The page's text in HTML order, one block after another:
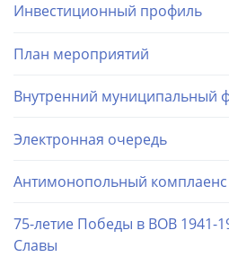
Инвестиционный профиль
План мероприятий
Внутренний муниципальный
Электронная очередь
Антимонопольный комплаенс
75-летие Победы в ВОВ 1941-
Славы